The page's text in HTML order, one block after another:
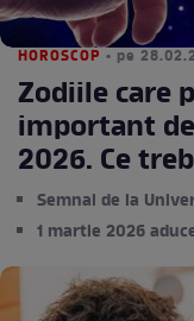
HOROSCOP • pe
Zodiile care
important
2026. Ce
Semnal de la
1 martie 2026